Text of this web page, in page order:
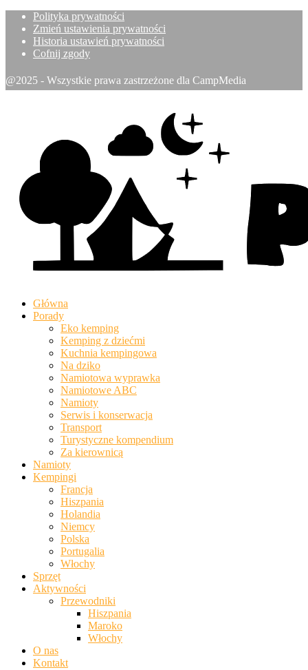
Polityka prywatności
Zmień ustawienia prywatności
Historia ustawień prywatności
Cofnij zgody
@2025 - Wszystkie prawa zastrzeżone dla CampMedia
Główna
Porady
Eko kemping
Kemping z dziećmi
Kuchnia kempingowa
Na dziko
Namiotowa wyprawka
Namiotowe ABC
Namioty
Serwis i konserwacja
Transport
Turystyczne kompendium
Za kierownicą
Namioty
Kempingi
Francja
Hiszpania
Holandia
Niemcy
Polska
Portugalia
Włochy
Sprzęt
Aktywności
Przewodniki
Hiszpania
Maroko
Włochy
O nas
Kontakt